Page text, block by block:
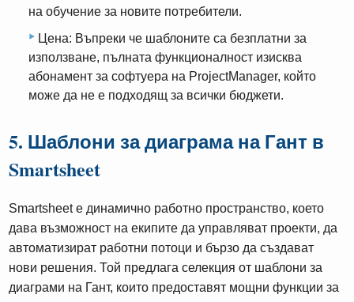
на обучение за новите потребители.
Цена: Въпреки че шаблоните са безплатни за
използване, пълната функционалност изисква
абонамент за софтуера на ProjectManager, който
може да не е подходящ за всички бюджети.
5. Шаблони за диаграма на Гант в
Smartsheet
Smartsheet е динамично работно пространство, което
дава възможност на екипите да управляват проекти, да
автоматизират работни потоци и бързо да създават
нови решения. Той предлага селекция от шаблони за
диаграми на Гант, които предоставят мощни функции за